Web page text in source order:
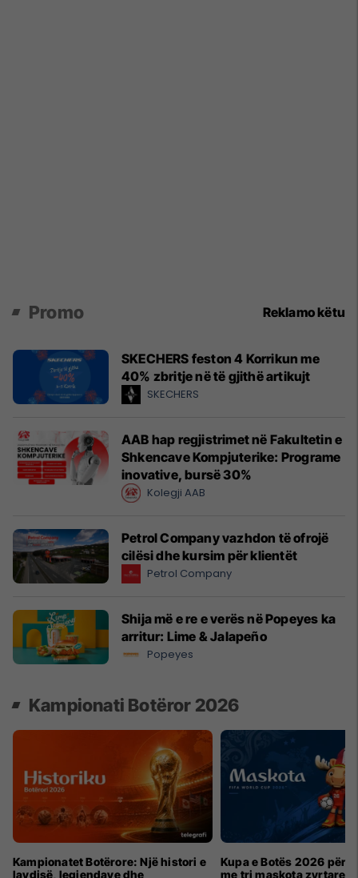
Promo Reklamo këtu
SKECHERS feston 4 Korrikun me
40% zbritje në të gjithë artikujt
SKECHERS
AAB hap regjistrimet në Fakultetin e
Shkencave Kompjuterike: Programe
inovative, bursë 30%
Kolegji AAB
Petrol Company vazhdon të ofrojë
cilësi dhe kursim për klientët
Petrol Company
Shija më e re e verës në Popeyes ka
arritur: Lime & Jalapeño
Popeyes
Kampionati Botëror 2026
Kampionatet Botërore: Një histori e
lavdisë, legjendave dhe
Kupa e Botës 2026 për
me tri maskota zyrtare